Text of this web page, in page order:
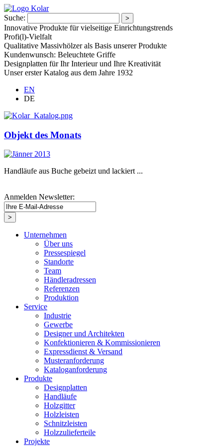
Suche:
Innovative Produkte für vielseitige Einrichtungstrends
Profi(l)-Vielfalt
Qualitative Massivhölzer als Basis unserer Produkte
Kundenwunsch: Beleuchtete Griffe
Designplatten für Ihr Interieur und Ihre Kreativität
Unser erster Katalog aus dem Jahre 1932
EN
DE
Objekt des Monats
Handläufe aus Buche gebeizt und lackiert ...
Anmelden Newsletter:
Unternehmen
Über uns
Pressespiegel
Standorte
Team
Händleradressen
Referenzen
Produktion
Service
Industrie
Gewerbe
Designer und Architekten
Konfektionieren & Kommissionieren
Expressdienst & Versand
Musteranforderung
Kataloganforderung
Produkte
Designplatten
Handläufe
Holzgitter
Holzleisten
Schnitzleisten
Holzzulieferteile
Projekte